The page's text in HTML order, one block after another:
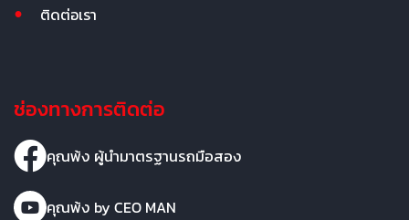
ติดต่อเรา
ช่องทางการติดต่อ
คุณพ้ง ผู้นำมาตรฐานรถมือสอง
คุณพ้ง by CEO MAN